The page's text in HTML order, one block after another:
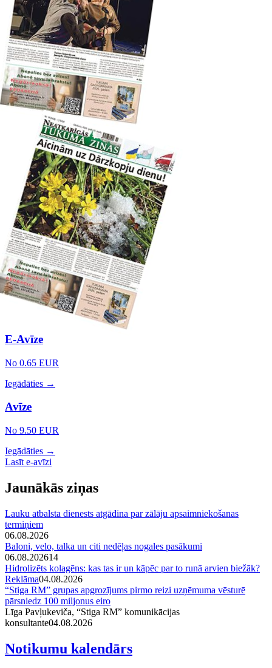
E-Avīze
No 0.65 EUR
Iegādāties →
Avīze
No 9.50 EUR
Iegādāties →
Lasīt e-avīzi
Jaunākās ziņas
Lauku atbalsta dienests atgādina par zālāju apsaimniekošanas
termiņiem
06.08.2026
Baloni, velo, talka un citi nedēļas nogales pasākumi
06.08.202614
Hidrolizēts kolagēns: kas tas ir un kāpēc par to runā arvien biežāk?
Reklāma04.08.2026
“Stiga RM” grupas apgrozījums pirmo reizi uzņēmuma vēsturē
pārsniedz 100 miljonus eiro
Līga Pavļukeviča, “Stiga RM” komunikācijas
konsultante04.08.2026
Notikumu kalendārs